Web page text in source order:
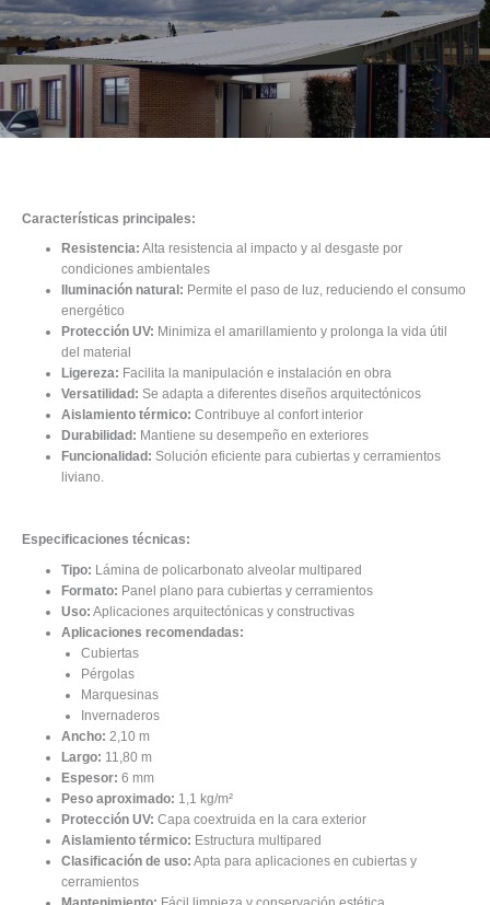
Características principales:
Resistencia: Alta resistencia al impacto y al desgaste por
condiciones ambientales
Iluminación natural: Permite el paso de luz, reduciendo el consumo
energético
Protección UV: Minimiza el amarillamiento y prolonga la vida útil
del material
Ligereza: Facilita la manipulación e instalación en obra
Versatilidad: Se adapta a diferentes diseños arquitectónicos
Aislamiento térmico: Contribuye al confort interior
Durabilidad: Mantiene su desempeño en exteriores
Funcionalidad: Solución eficiente para cubiertas y cerramientos
liviano.
Especificaciones técnicas:
Tipo: Lámina de policarbonato alveolar multipared
Formato: Panel plano para cubiertas y cerramientos
Uso: Aplicaciones arquitectónicas y constructivas
Aplicaciones recomendadas:
Cubiertas
Pérgolas
Marquesinas
Invernaderos
Ancho: 2,10 m
Largo: 11,80 m
Espesor: 6 mm
Peso aproximado: 1,1 kg/m²
Protección UV: Capa coextruida en la cara exterior
Aislamiento térmico: Estructura multipared
Clasificación de uso: Apta para aplicaciones en cubiertas y
cerramientos